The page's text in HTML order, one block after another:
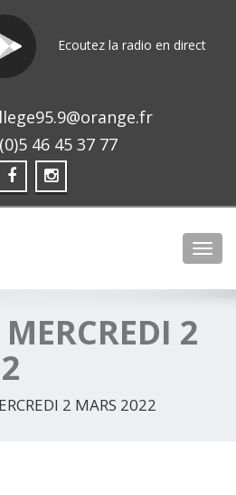
Ecoutez la radio en direct
46 45 37 77
2
2 MARS 2022